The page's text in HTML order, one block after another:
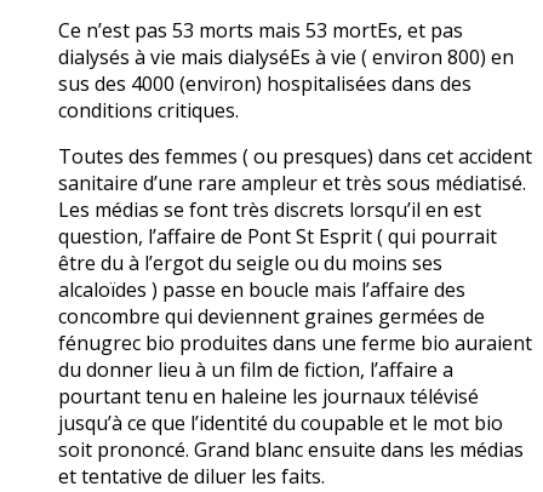
Ce n’est pas 53 morts mais 53 mortEs, et pas
dialysés à vie mais dialyséEs à vie ( environ 800) en
sus des 4000 (environ) hospitalisées dans des
conditions critiques.
Toutes des femmes ( ou presques) dans cet accident
sanitaire d’une rare ampleur et très sous médiatisé.
Les médias se font très discrets lorsqu’il en est
question, l’affaire de Pont St Esprit ( qui pourrait
être du à l’ergot du seigle ou du moins ses
alcaloïdes ) passe en boucle mais l’affaire des
concombre qui deviennent graines germées de
fénugrec bio produites dans une ferme bio auraient
du donner lieu à un film de fiction, l’affaire a
pourtant tenu en haleine les journaux télévisé
jusqu’à ce que l’identité du coupable et le mot bio
soit prononcé. Grand blanc ensuite dans les médias
et tentative de diluer les faits.